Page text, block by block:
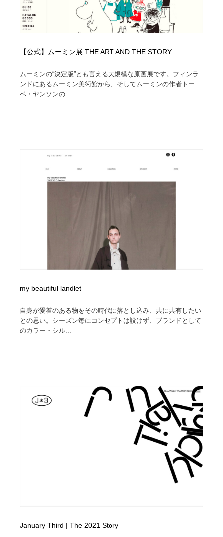
【公式】ムーミン展 THE ART AND THE STORY
ムーミンの“決定版”とも言える大規模な原画展です。フィンラ
ンドにあるムーミン美術館から、そしてムーミンの作者トー
ベ・ヤンソンの...
my beautiful landlet
自身が愛着のある物をその時代に落とし込み、共に共有したい
との思い。シーズン毎にコンセプトは設けず、ブランドとして
のカラー・シル...
January Third | The 2021 Story